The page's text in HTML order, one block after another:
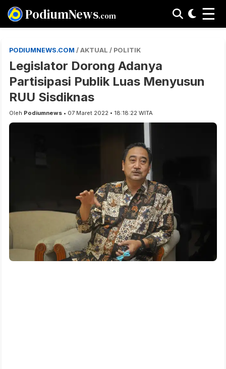
PodiumNews.com ☰
PODIUMNEWS.COM / AKTUAL / POLITIK
Legislator Dorong Adanya
Partisipasi Publik Luas Menyusun
RUU Sisdiknas
Oleh Podiumnews • 07 Maret 2022 • 18:18:22 WITA